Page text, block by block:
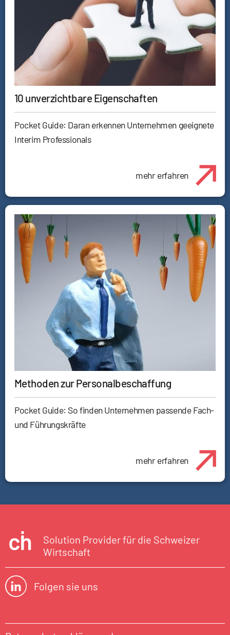
10 unverzichtbare Eigenschaften
Pocket Guide: Daran erkennen Unternehmen geeignete
Interim Professionals
mehr erfahren
Methoden zur Personalbeschaffung
Pocket Guide: So finden Unternehmen passende Fach-
und Führungskräfte
mehr erfahren
Solution Provider für die Schweizer
Wirtschaft
Folgen sie uns